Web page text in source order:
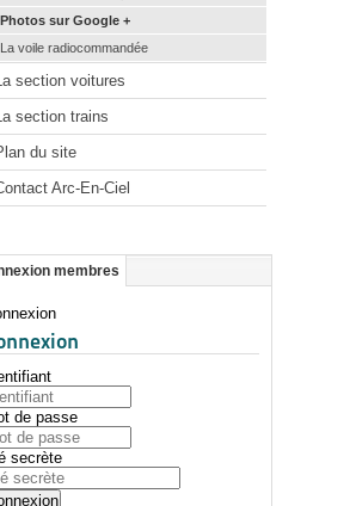
Photos sur Google +
La voile radiocommandée
section voitures
section trains
du site
Arc-En-Ciel
membres
de passe
secrète